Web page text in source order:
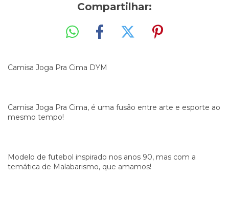
Compartilhar:
Camisa Joga Pra Cima DYM
Camisa Joga Pra Cima, é uma fusão entre arte e esporte ao
mesmo tempo!
Modelo de futebol inspirado nos anos 90, mas com a
temática de Malabarismo, que amamos!